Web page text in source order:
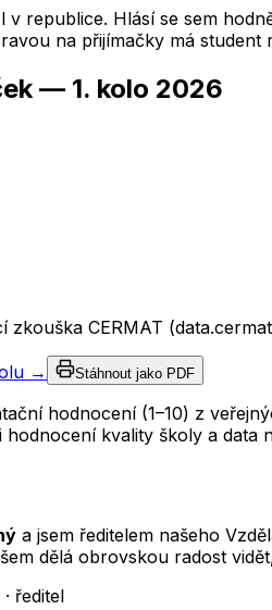
v republice. Hlásí se sem
na přijímačky má student
— 1. kolo 2026
zkouška CERMAT
→ Stáhnout jako PDF
hodnocení (1–10) z
kvality školy a data
a jsem ředitelem našeho
dělá obrovskou radost
ředitel